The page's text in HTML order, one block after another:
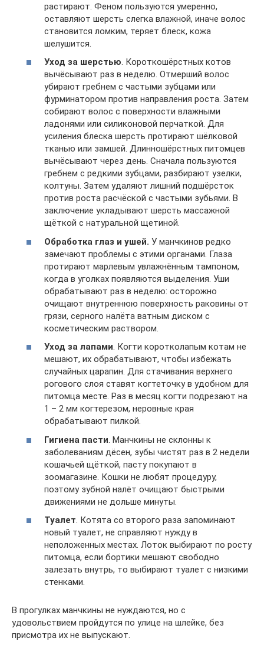
растирают. Феном пользуются умеренно,
оставляют шерсть слегка влажной, иначе волос
становится ломким, теряет блеск, кожа
шелушится.
Уход за шерстью. Короткошёрстных котов
вычёсывают раз в неделю. Отмерший волос
убирают гребнем с частыми зубцами или
фурминатором против направления роста. Затем
собирают волос с поверхности влажными
ладонями или силиконовой перчаткой. Для
усиления блеска шерсть протирают шёлковой
тканью или замшей. Длинношёрстных питомцев
вычёсывают через день. Сначала пользуются
гребнем с редкими зубцами, разбирают узелки,
колтуны. Затем удаляют лишний подшёрсток
против роста расчёской с частыми зубьями. В
заключение укладывают шерсть массажной
щёткой с натуральной щетиной.
Обработка глаз и ушей. У манчкинов редко
замечают проблемы с этими органами. Глаза
протирают марлевым увлажнённым тампоном,
когда в уголках появляются выделения. Уши
обрабатывают раз в неделю: осторожно
очищают внутреннюю поверхность раковины от
грязи, серного налёта ватным диском с
косметическим раствором.
Уход за лапами. Когти коротколапым котам не
мешают, их обрабатывают, чтобы избежать
случайных царапин. Для стачивания верхнего
рогового слоя ставят когтеточку в удобном для
питомца месте. Раз в месяц когти подрезают на
1 – 2 мм когтерезом, неровные края
обрабатывают пилкой.
Гигиена пасти. Манчкины не склонны к
заболеваниям дёсен, зубы чистят раз в 2 недели
кошачьей щёткой, пасту покупают в
зоомагазине. Кошки не любят процедуру,
поэтому зубной налёт очищают быстрыми
движениями не дольше минуты.
Туалет. Котята со второго раза запоминают
новый туалет, не справляют нужду в
неположенных местах. Лоток выбирают по росту
питомца, если бортики мешают свободно
залезать внутрь, то выбирают туалет с низкими
стенками.
В прогулках манчкины не нуждаются, но с
удовольствием пройдутся по улице на шлейке, без
присмотра их не выпускают.